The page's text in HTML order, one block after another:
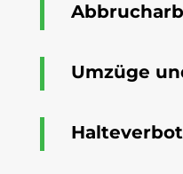
Umzüge